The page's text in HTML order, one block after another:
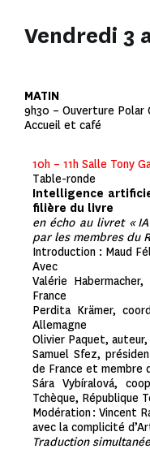
Vendredi 3
MATIN
9h30 – Ouverture Polar
Accueil et café
10h – 11h Salle Tony
Table-ronde
Intelligence
filière du livre
en écho au livret «
par les membres du
Introduction : Maud
Avec
Valérie
France
Perdita Krämer,
Allemagne
Olivier Paquet, auteur,
Samuel Sfez,
de France et membre
Sára Vybíralová,
Tchèque, République
Modération : Vincent
avec la complicité
Traduction